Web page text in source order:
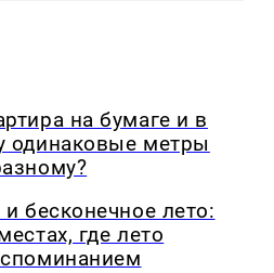
на бумаге и в
одинаковые метры
бесконечное лето:
где лето